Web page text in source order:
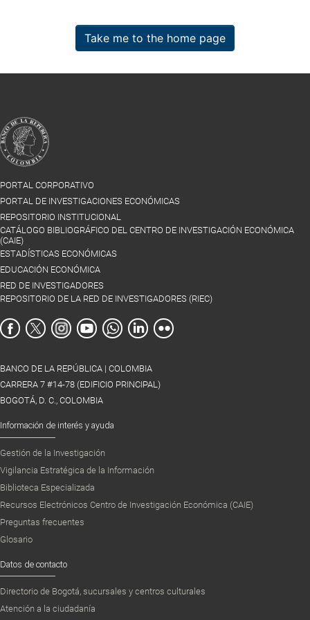
Take me to the home page
PORTAL CORPORATIVO
PORTAL DE INVESTIGACIONES ECONÓMICAS
REPOSITORIO INSTITUCIONAL
CATÁLOGO BIBLIOGRÁFICO DEL CENTRO DE INVESTIGACIÓN ECONÓMICA
(CAIE)
ESTADÍSTICAS ECONÓMICAS
EDUCACIÓN ECONÓMICA
RED DE INVESTIGADORES
REPOSITORIO DE LA RED DE INVESTIGADORES (RIEC)
BANCO DE LA REPÚBLICA | COLOMBIA
CARRERA 7 #14-78 (EDIFICIO PRINCIPAL)
BOGOTÁ, D. C., COLOMBIA
Información de interés y ayuda
Gestión de la Investigación
Vigilancia Estratégica de la Información
Biblioteca Especializada
Recursos Electrónicos Centro de Investigación Económica (CAIE)
Preguntas frecuentes
Glosario
Datos de contacto
Directorio de Bogotá, sucursales y centros culturales
Atención a la ciudadanía